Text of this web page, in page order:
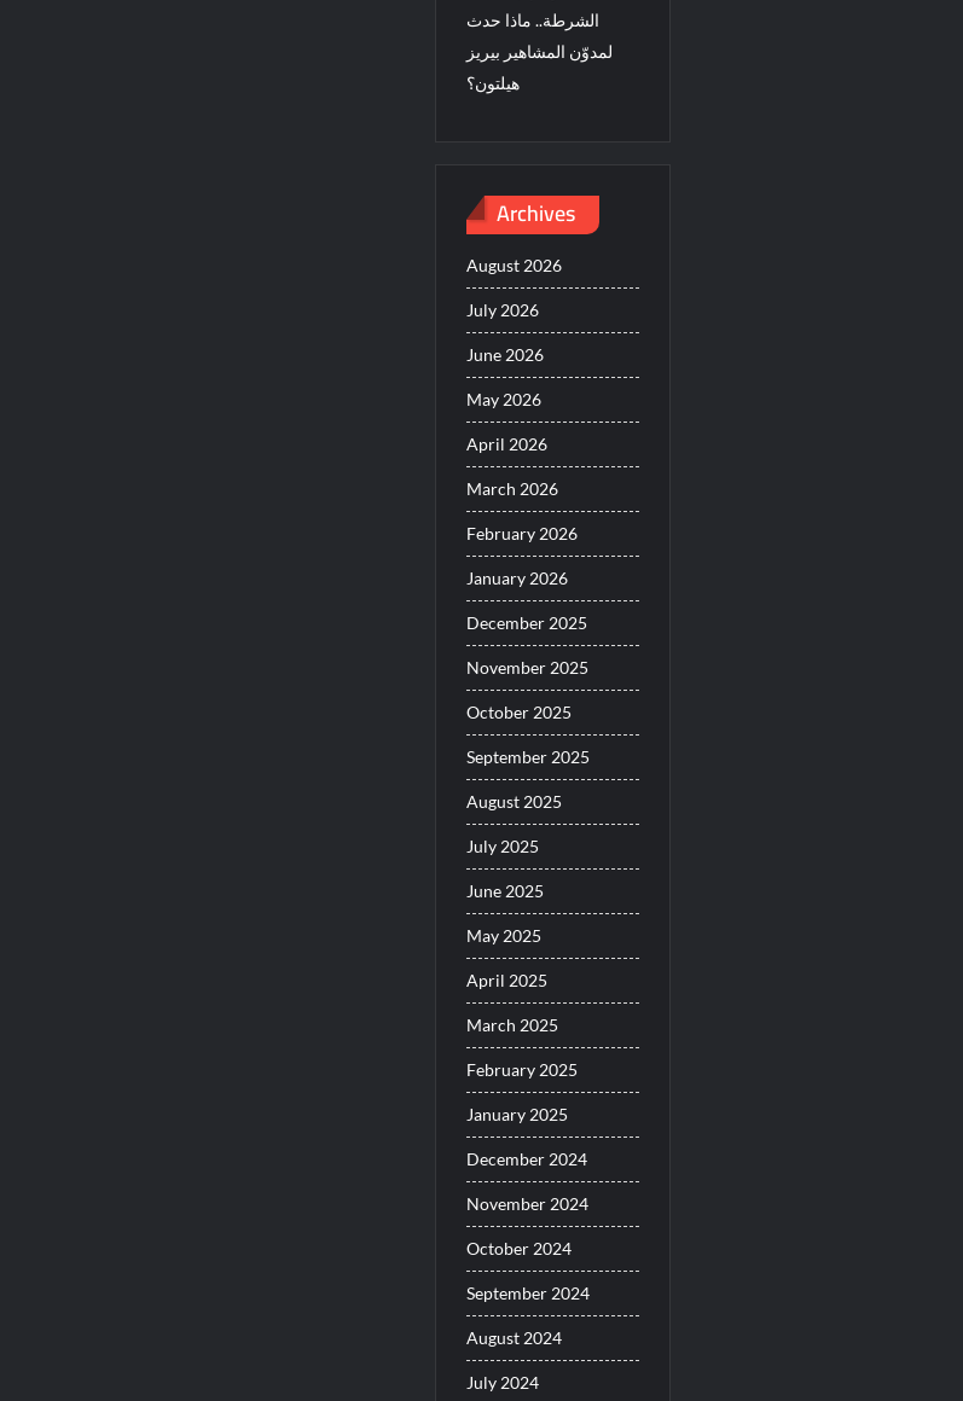
الشرطة.. ماذا حدث
لمدوّن المشاهير بيريز
هيلتون؟
Archives
August 2026
July 2026
June 2026
May 2026
April 2026
March 2026
February 2026
January 2026
December 2025
November 2025
October 2025
September 2025
August 2025
July 2025
June 2025
May 2025
April 2025
March 2025
February 2025
January 2025
December 2024
November 2024
October 2024
September 2024
August 2024
July 2024